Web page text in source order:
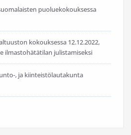
puoluekokouksessa
kokouksessa 12.12.2022,
ilmastohätätilan julistamiseksi
, ja kiinteistölautakunta